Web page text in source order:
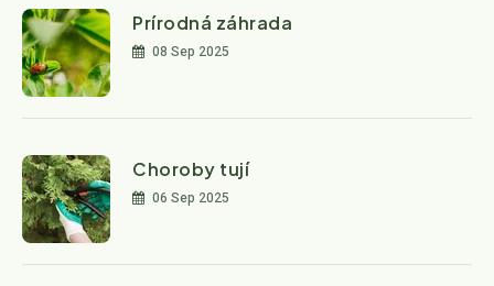
Prírodná záhrada
08 Sep 2025
Choroby tují
06 Sep 2025